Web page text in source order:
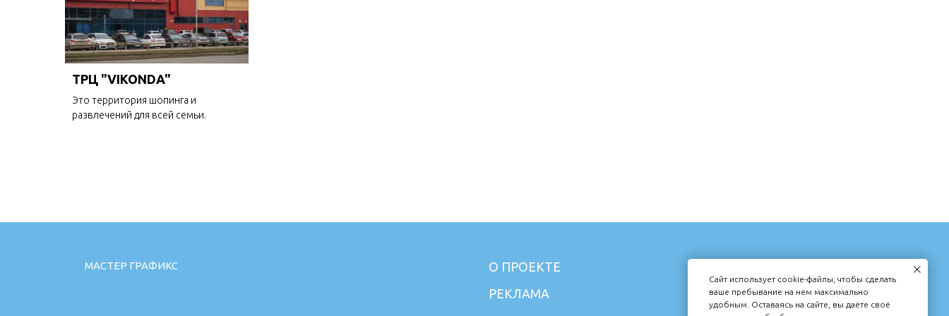
ТРЦ "VIKONDA"
Это территория шопинга и
развлечений для всей семьи.
МАСТЕР ГРАФИКС О ПРОЕКТЕ
MG284040@MAIL.RU
РЕКЛАМА
Сайт использует cookie-файлы, чтобы сделать
ваше пребывание на нем максимально
удобным. Оставаясь на сайте, вы даёте своё